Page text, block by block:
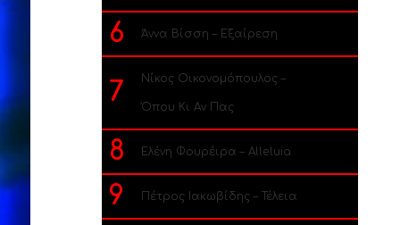
6 Άννα Βίσση – Εξαίρεση
7 Νίκος Οικονομόπουλος –
Όπου Κι Αν Πας
8 Ελένη Φουρέιρα – Alleluia
9 Πέτρος Ιακωβίδης – Τέλεια